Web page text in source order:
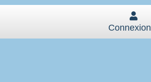
Connexion